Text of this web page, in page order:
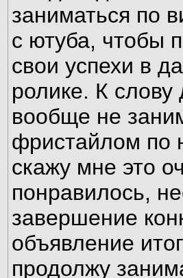
заниматься по
с ютуба, чтобы
свои успехи в
ролике. К слову
вообще не
фристайлом по
скажу мне это
понравилось,
завершение
объявление
продолжу